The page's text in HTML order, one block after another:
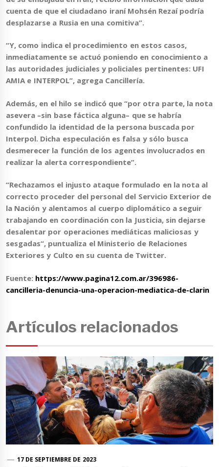
cuenta de que el ciudadano iraní Mohsén Rezaí podría
desplazarse a Rusia en una comitiva”.
“Y, como indica el procedimiento en estos casos,
inmediatamente se actuó poniendo en conocimiento a
las autoridades judiciales y policiales pertinentes: UFI
AMIA e INTERPOL”, agrega Cancillería.
Además, en el hilo se indicó que “por otra parte, la nota
asevera –sin base fáctica alguna– que se habría
confundido la identidad de la persona buscada por
Interpol. Dicha especulación es falsa y sólo busca
desmerecer la función de los agentes involucrados en
realizar la alerta correspondiente”.
“Rechazamos el injusto ataque formulado en la nota al
correcto proceder del personal del Servicio Exterior de
la Nación y alentamos al cuerpo diplomático a seguir
trabajando en coordinación con la Justicia, sin dejarse
desalentar por operaciones mediáticas maliciosas y
sesgadas“, puntualiza el Ministerio de Relaciones
Exteriores y Culto en su cuenta de Twitter.
Fuente: https://www.pagina12.com.ar/396986-
cancilleria-denuncia-una-operacion-mediatica-de-clarin
Artículos relacionados
17 DE SEPTIEMBRE DE 2023